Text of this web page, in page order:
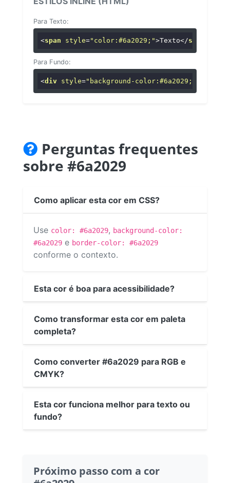
Para Texto:
<span style="color:#6a2029;">Texto</span
Para Fundo:
<div style="background-color:#6a2029;"
Perguntas frequentes
sobre #6a2029
Como aplicar esta cor em CSS?
Use color: #6a2029, background-color:
#6a2029 e border-color: #6a2029
conforme o contexto.
Esta cor é boa para acessibilidade?
Como transformar esta cor em paleta
completa?
Como converter #6a2029 para RGB e
CMYK?
Esta cor funciona melhor para texto ou
fundo?
Próximo passo com a cor